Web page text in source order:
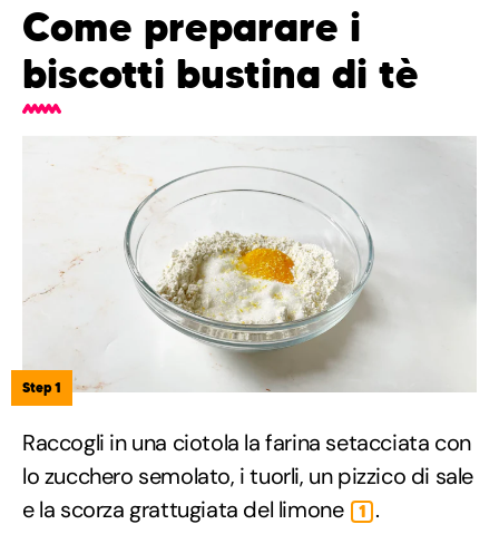
Come preparare i
biscotti bustina di tè
Step 1
Raccogli in una ciotola la farina setacciata con
lo zucchero semolato, i tuorli, un pizzico di sale
e la scorza grattugiata del limone
1 .